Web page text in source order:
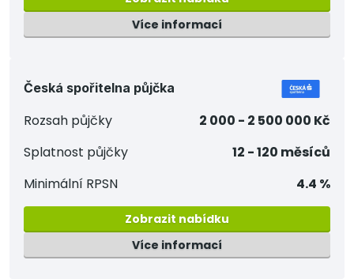
Více informací
Česká spořitelna půjčka
Rozsah půjčky
2 000 - 2 500 000 Kč
Splatnost půjčky
12 - 120 měsíců
Minimální RPSN
4.4 %
Zobrazit nabídku
Více informací